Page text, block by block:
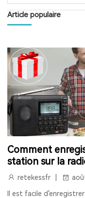
Comment
station sur la
retekessfr
Il est facile
SYSTÈME D'APPEL SANS FIL
LONGUE PORTÉE
RESTAURANT
FM AM RADIO RADIO
ENCEINTE BLUETOOTH
HAUT-PARLEUR
AUDIOGUIDE DU MUSÉE
Article populaire